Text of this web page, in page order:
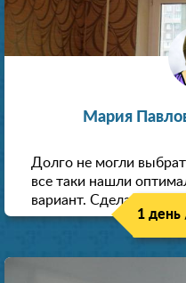
Мария
Долго не могли
все таки нашли
вариант. Сделали
1